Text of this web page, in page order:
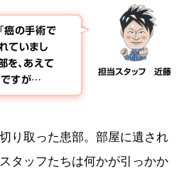
担当スタッフ 近藤
癌の手術で
ていまし
を、あえて
ですが…
り取った患部。部屋に遺され
タッフたちは何かが引っかか